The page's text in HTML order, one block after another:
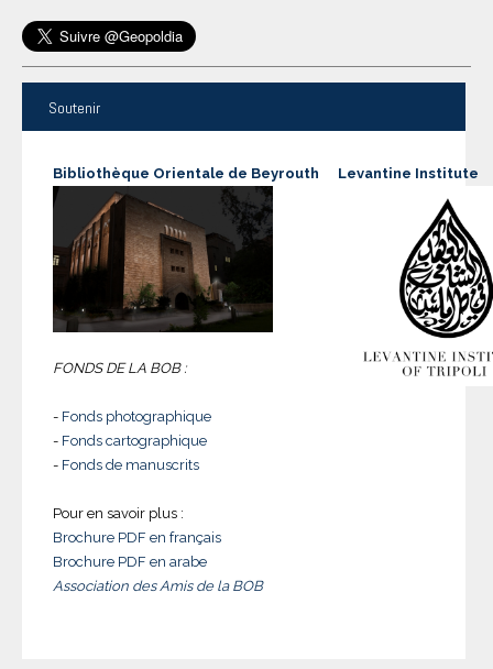
Soutenir
Bibliothèque Orientale de Beyrouth
FONDS DE LA BOB :
- Fonds photographique
- Fonds cartographique
- Fonds de manuscrits
Pour en savoir plus :
Brochure PDF en français
Brochure PDF en arabe
Association des Amis de la BOB
Levantine Institute